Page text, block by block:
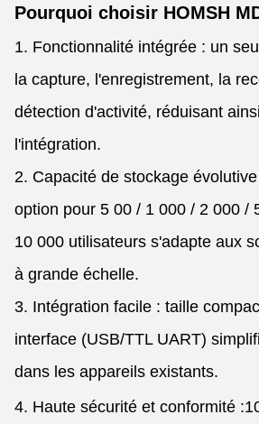
Pourquoi choisir HOMSH
1. Fonctionnalité intégrée : un
la capture, l'enregistrement, la
détection d'activité, réduisant
l'intégration.
2. Capacité de stockage
option pour 5 00 / 1 000 / 2 000 /
10 000 utilisateurs s'adapte aux
à grande échelle.
3. Intégration facile : taille
interface (USB/TTL UART)
dans les appareils existants.
4. Haute sécurité et conformité :